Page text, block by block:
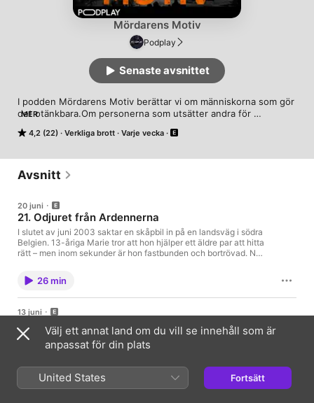
Mördarens Motiv
Podplay
4,2 (22) Verkliga brott Varje vecka
I podden Mördarens Motiv berättar vi om människorna som gör
det otänkbara.Om personerna som utsätter andra för
Mördarens Motiv får du höra om världens mest
som drivit dem till att döda.
MER
Senaste avsnittet
Avsnitt
20 juni
21. Odjuret från Ardennerna
I slutet av juni 2003 saktar en skåpbil in på en landsväg i södra
Belgien. 13-åriga Marie tror att hon hjälper ett äldre par att hitta
rätt – men inom sekunder är hon fastbunden och bortrövad. När
kedja av händelser som ska avslöja något långt större. Inläsare
- Lisa Howard Manus - Carl Haeger Klippning och ljuddesign –
Jonas Lindskov Redaktör - Alex Haeger Exekutiv producent –
Victoria Rinkous
26 min
13 juni
20. Caroline Crouch - Smartklockan som
avslöjade mordet
Det första polisen ser är en hund som hängts i sitt eget koppel.
sitter ett litet barn, som försöker väcka sin mamma. Poliserna
ser direkt att kvinnan inte lever. Nu börjar jakten på hennes
30 min
Välj ett annat land om du vill se innehåll som är
anpassat för din plats
United States Fortsätt